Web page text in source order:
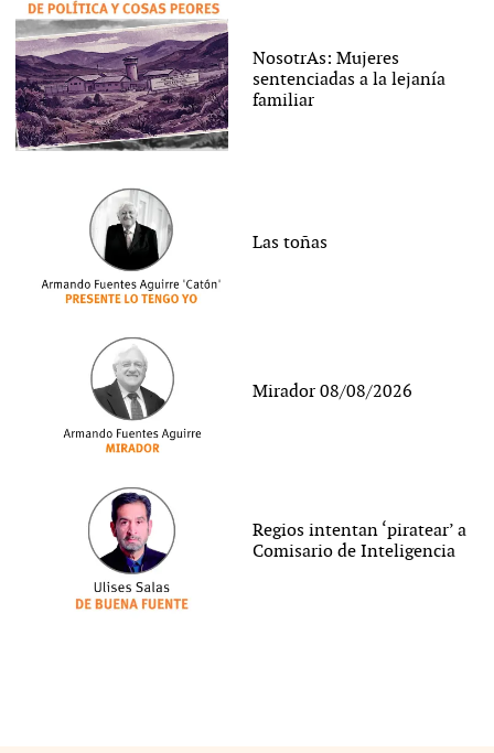
NosotrAs: Mujeres
sentenciadas a la lejanía
familiar
Las toñas
Mirador 08/08/2026
Regios intentan ‘piratear’ a
Comisario de Inteligencia